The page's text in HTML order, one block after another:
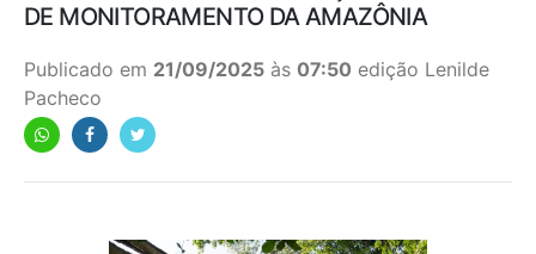
DE MONITORAMENTO DA AMAZÔNIA
Publicado em 21/09/2025 às 07:50 edição Lenilde
Pacheco